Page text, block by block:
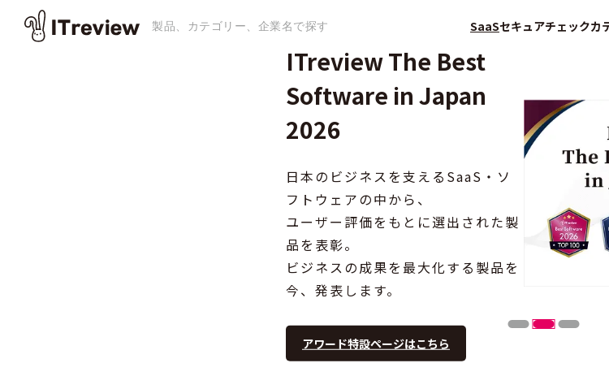
SaaSセキュアチェックカ
ITreview The Best
Software in Japan
2026
日本のビジネスを支えるSaaS・ソ
フトウェアの中から、
ユーザー評価をもとに選出された製
品を表彰。
ビジネスの成果を最大化する製品を
今、発表します。
アワード特設ページはこちら